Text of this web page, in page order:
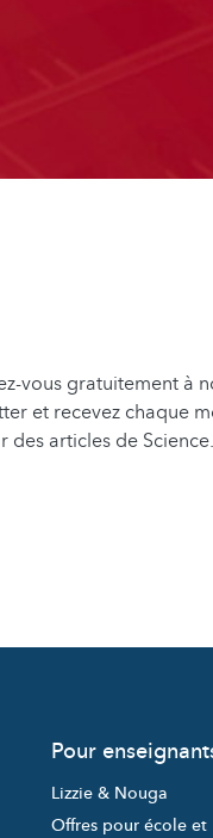
vous gratuitement à
et recevez chaque
des articles de
Pour
Lizzie & Nouga
Offres pour école et